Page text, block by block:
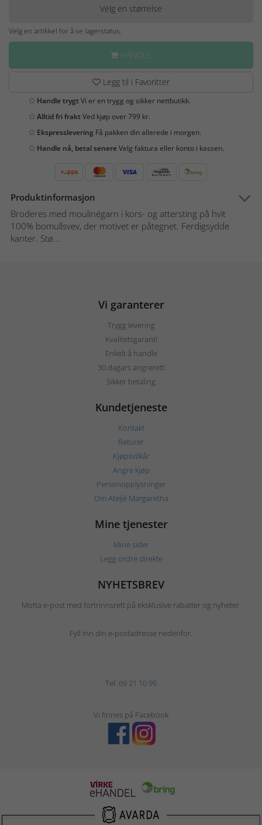
Velg en størrelse
Velg en artikkel for å se lagerstatus.
HANDLE
Legg til i Favoritter
Handle trygtVi er en trygg og sikker nettbutikk.
Alltid fri fraktVed kjøp over 799 kr.
Ekspresslevering Få pakken din allerede i morgen.
Handle nå, betal senereVelg faktura eller konto i kassen.
Produktinformasjon
Broderes med moulinégarn i kors- og attersting på hvit
100% bomullsvev, der motivet er påtegnet. Ferdigsydde
kanter. Stø...
Vi garanterer
Trygg levering
Kvalitetsgaranti
Enkelt å handle
30 dagars angrerett
Sikker betaling
Kundetjeneste
Kontakt
Returer
Kjøpsvilkår
Angre kjøp
Personopplysninger
Om Ateljé Margaretha
Mine tjenester
Mine sider
Legg ordre direkte
NYHETSBREV
Motta e-post med fortrinnsrett på eksklusive rabatter og nyheter.
Fyll inn din e-postadresse nedenfor.
Tel: 69 21 10 95
Vi finnes på Facebook